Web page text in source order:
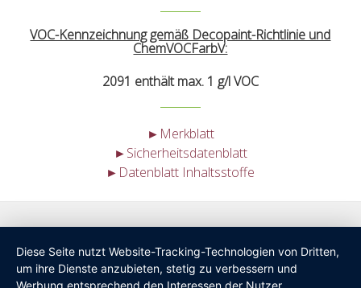
VOC-Kennzeichnung gemäß Decopaint-Richtlinie und
ChemVOCFarbV:
2091 enthält max. 1 g/l VOC
►Merkblatt
►Sicherheitsdatenblatt
►Datenblatt Inhaltsstoffe
Diese Seite nutzt Website-Tracking-Technologien von Dritten,
um ihre Dienste anzubieten, stetig zu verbessern und